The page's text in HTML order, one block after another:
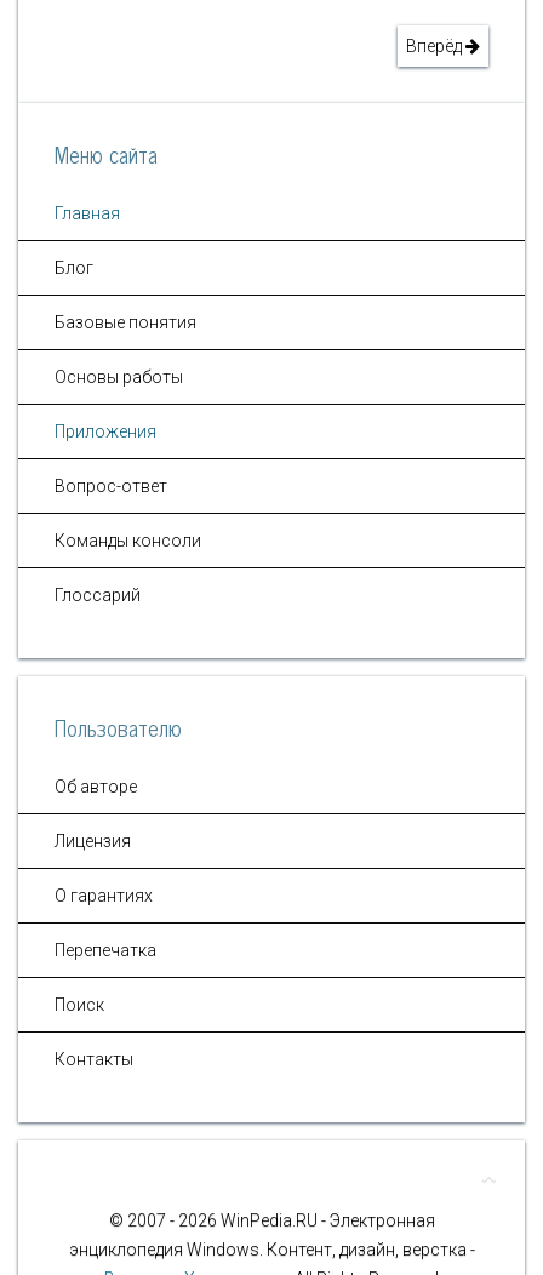
Вперёд
Меню сайта
Главная
Блог
Базовые понятия
Основы работы
Приложения
Вопрос-ответ
Команды консоли
Глоссарий
Пользователю
Об авторе
Лицензия
О гарантиях
Перепечатка
Поиск
Контакты
© 2007 - 2026 WinPedia.RU - Электронная
энциклопедия Windows. Контент, дизайн, верстка -